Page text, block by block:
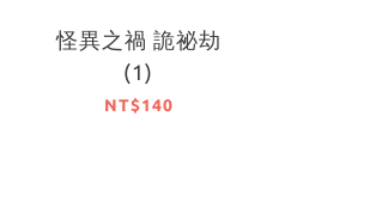
怪異之禍 詭祕劫
(1)
NT$140